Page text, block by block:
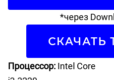
*через
СКАЧАТЬ
Процессор: Intel Core